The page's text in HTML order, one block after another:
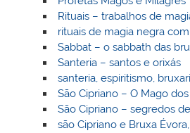
Rituais – trabalhos de
rituais de magia negra
Sabbat – o sabbath das
Santeria – santos e orixás
santeria, espiritismo,
São Cipriano – O Mago
São Cipriano – segredos
são Cipriano e Bruxa